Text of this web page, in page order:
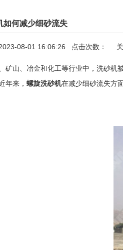
如何减少细砂流失
08-01 16:06:26 点击次数：
山、冶金和化工等行业中，洗砂机
年来， 螺旋洗砂机在减少细砂流失方